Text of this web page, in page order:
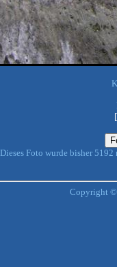
Dieses Foto wurde bisher
Copyright ©